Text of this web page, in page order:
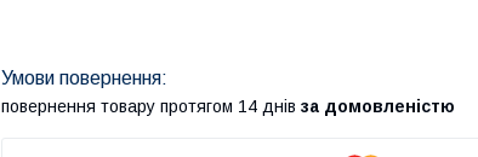
повернення товару протягом 14 днів за домовленістю